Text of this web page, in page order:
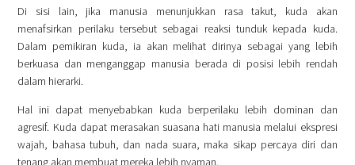
Di sisi lain, jika manusia menunjukkan rasa takut, kuda akan
menafsirkan perilaku tersebut sebagai reaksi tunduk kepada kuda.
Dalam pemikiran kuda, ia akan melihat dirinya sebagai yang lebih
berkuasa dan menganggap manusia berada di posisi lebih rendah
dalam hierarki.
Hal ini dapat menyebabkan kuda berperilaku lebih dominan dan
agresif. Kuda dapat merasakan suasana hati manusia melalui ekspresi
wajah, bahasa tubuh, dan nada suara, maka sikap percaya diri dan
tenang akan membuat mereka lebih nyaman.